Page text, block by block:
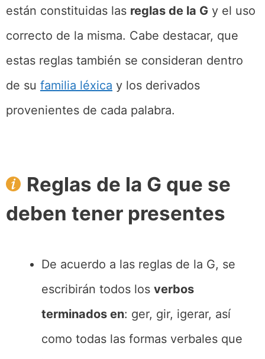
están constituidas las reglas de la G y el uso
correcto de la misma. Cabe destacar, que
estas reglas también se consideran dentro
de su familia léxica y los derivados
provenientes de cada palabra.
Reglas de la G que se
deben tener presentes
De acuerdo a las reglas de la G, se
escribirán todos los verbos
terminados en: ger, gir, igerar, así
como todas las formas verbales que